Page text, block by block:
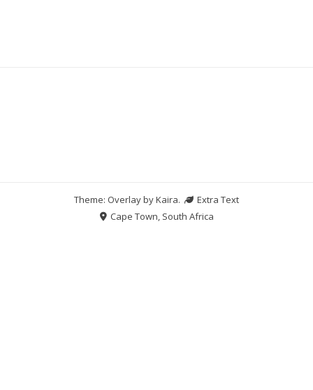
Theme: Overlay byKaira.
Extra Text
Cape Town, South Africa